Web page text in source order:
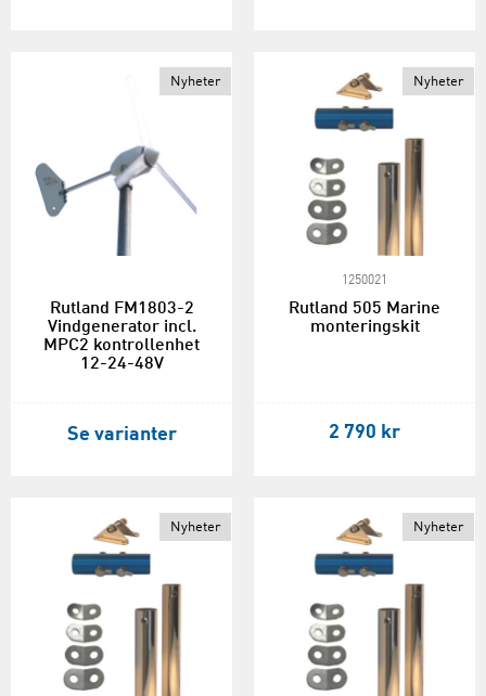
Nyheter
Rutland FM1803-2
Vindgenerator incl.
MPC2 kontrollenhet
12-24-48V
Se varianter
Nyheter
1250021
Rutland 505 Marine
monteringskit
2 790 kr
Nyheter Nyheter